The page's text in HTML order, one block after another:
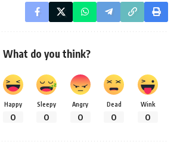
What do you think?
Happy
0
Sleepy
0
Angry
0
Dead
0
Wink
0